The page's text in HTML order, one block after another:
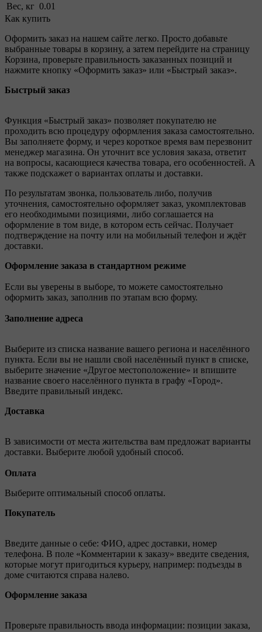
Вес, кг 0.01
Как купить
Оформить заказ на нашем сайте легко. Просто добавьте
выбранные товары в корзину, а затем перейдите на страницу
Корзина, проверьте правильность заказанных позиций и
нажмите кнопку «Оформить заказ» или «Быстрый заказ».
Быстрый заказ
Функция «Быстрый заказ» позволяет покупателю не
проходить всю процедуру оформления заказа самостоятельно.
Вы заполняете форму, и через короткое время вам перезвонит
менеджер магазина. Он уточнит все условия заказа, ответит
на вопросы, касающиеся качества товара, его особенностей. А
также подскажет о вариантах оплаты и доставки.
По результатам звонка, пользователь либо, получив
уточнения, самостоятельно оформляет заказ, укомплектовав
его необходимыми позициями, либо соглашается на
оформление в том виде, в котором есть сейчас. Получает
подтверждение на почту или на мобильный телефон и ждёт
доставки.
Оформление заказа в стандартном режиме
Если вы уверены в выборе, то можете самостоятельно
оформить заказ, заполнив по этапам всю форму.
Заполнение адреса
Выберите из списка название вашего региона и населённого
пункта. Если вы не нашли свой населённый пункт в списке,
выберите значение «Другое местоположение» и впишите
название своего населённого пункта в графу «Город».
Введите правильный индекс.
Доставка
В зависимости от места жительства вам предложат варианты
доставки. Выберите любой удобный способ.
Оплата
Выберите оптимальный способ оплаты.
Покупатель
Введите данные о себе: ФИО, адрес доставки, номер
телефона. В поле «Комментарии к заказу» введите сведения,
которые могут пригодиться курьеру, например: подъезды в
доме считаются справа налево.
Оформление заказа
Проверьте правильность ввода информации: позиции заказа,